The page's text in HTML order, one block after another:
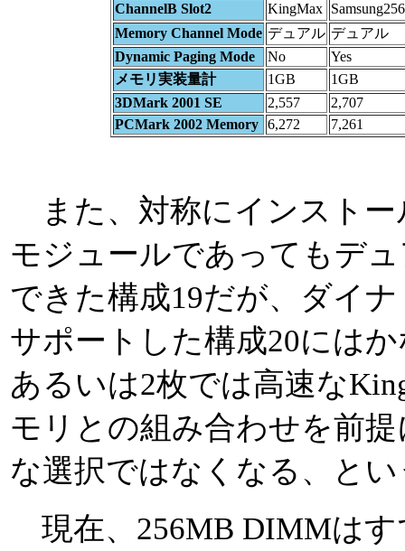
ChannelB Slot2
KingMax Samsung256
Memory Channel Mode デュアル デュアル
Dynamic Paging Mode
No
Yes
メモリ実装量計
1GB
1GB
3DMark 2001 SE
2,557
2,707
PCMark 2002 Memory 6,272 7,261
また、対称にインスト
モジュールであってもデ
できた構成19だが、ダイ
サポートした構成20には
あるいは2枚では高速な
モリとの組み合わせを前
な選択ではなくなる、と
現在、256MB DIMMは